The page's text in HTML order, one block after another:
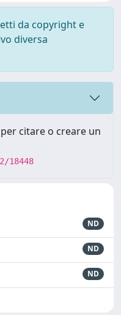
da copyright e
diversa
citare o creare un
18448
ND
ND
ND